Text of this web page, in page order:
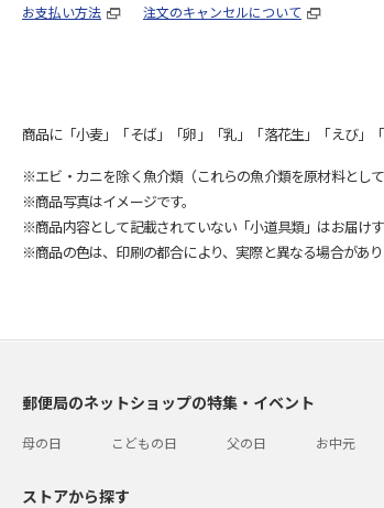
お支払い方法 注文のキャンセルについて
商品に「小麦」「そば」「卵」「乳」「落花生」「えび」
※エビ・カニを除く魚介類（これらの魚介類を原材料とし
※商品写真はイメージです。
※商品内容として記載されていない「小道具類」はお届け
※商品の色は、印刷の都合により、実際と異なる場合があり
郵便局のネットショップの特集・イベント
母の日 こどもの日 父の日 お中元
ストアから探す